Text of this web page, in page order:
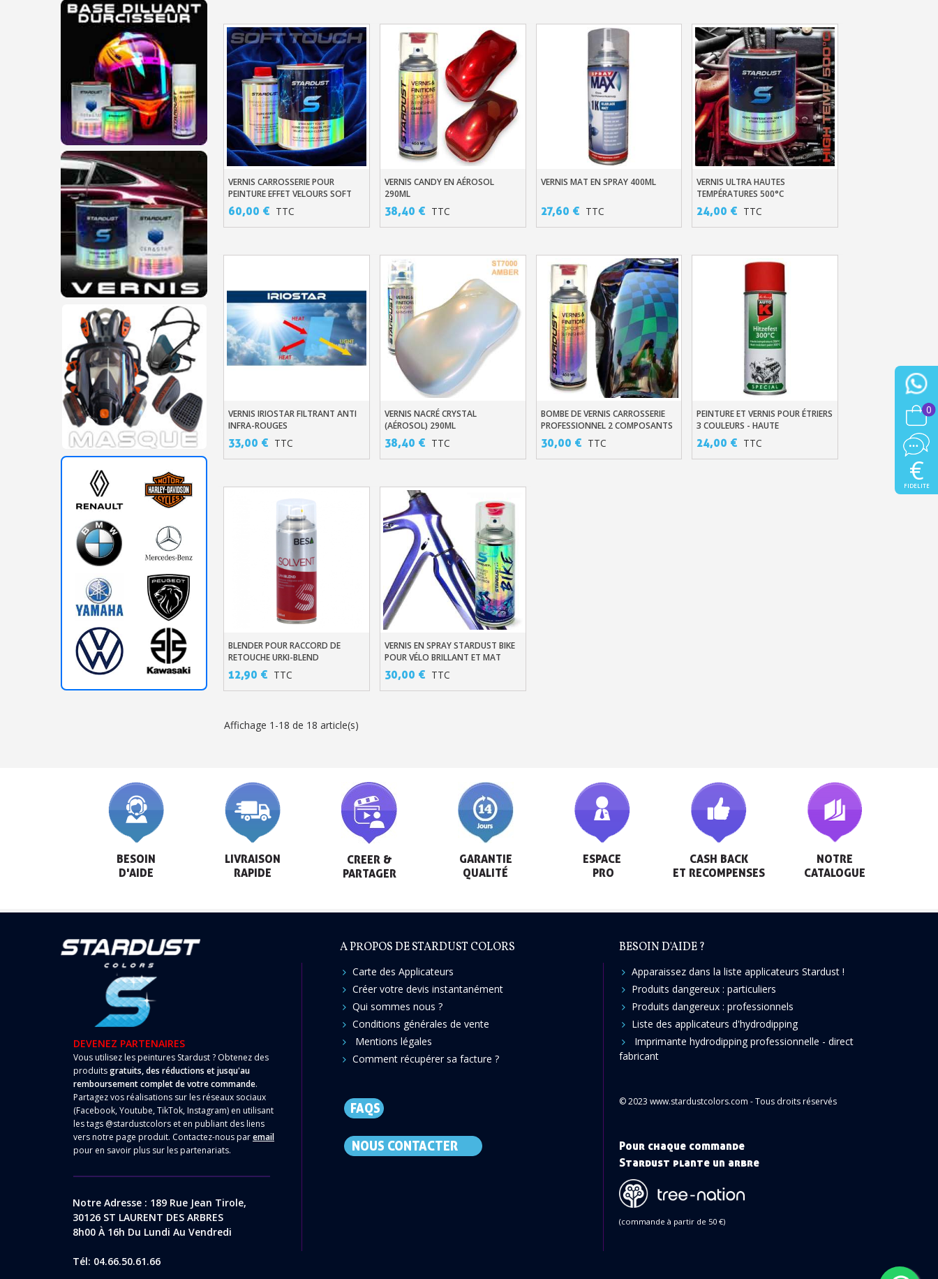
Inscription à la newsletter : 5€ de réduction
Livraison sous 24 h en France Métropolitaine
Livraison offerte en France métropolitaine pour 250€ d'achats
Paiement en 4x sans frais dès 30€ d'achats
Votre devis en ligne en moins d'1 minute
Partagez vos créations et obtenez des bons d'achat
Gagnez des points de fidélité à chaque commande
Livraison sous 24 h en France Métropolitaine
Réduction de 5€ sur la première commande
10€ de bon d'achat pour chaque parrainage
Livraison offerte en France métropolitaine pour 250€ d'achats
Paiement en 4x sans frais dès 30€ d'achats
Votre devis en ligne en moins d'1 minute
Partagez vos créations et obtenez des bons d'achat
Gagnez des points de fidélité à chaque commande
Ajouter Au Panier
VERNIS CARROSSERIE POUR
PEINTURE EFFET VELOURS SOFT
TOUCH
60,00 € TTC
Ajouter Au Panier
VERNIS CANDY EN AÉROSOL
290ML
38,40 € TTC
Ajouter Au Panier
VERNIS MAT EN SPRAY 400ML
27,60 € TTC
Ajouter Au Panier
VERNIS ULTRA HAUTES
TEMPÉRATURES 500°C
24,00 € TTC
Ajouter Au Panier
VERNIS IRIOSTAR FILTRANT ANTI
INFRA-ROUGES
33,00 € TTC
Ajouter Au Panier
VERNIS NACRÉ CRYSTAL
(AÉROSOL) 290ML
38,40 € TTC
Ajouter Au Panier
BOMBE DE VERNIS CARROSSERIE
PROFESSIONNEL 2 COMPOSANTS
30,00 € TTC
Ajouter Au Panier
PEINTURE ET VERNIS POUR ÉTRIERS
3 COULEURS - HAUTE
TEMPÉRATURE 300°C
24,00 € TTC
Ajouter Au Panier
BLENDER POUR RACCORD DE
RETOUCHE URKI-BLEND
12,90 € TTC
Ajouter Au Panier
VERNIS EN SPRAY STARDUST BIKE
POUR VÉLO BRILLANT ET MAT
HAUTE RESISTANCE
30,00 € TTC
Affichage 1-18 de 18 article(s)
BESOIN
D'AIDE
LIVRAISON
RAPIDE
CREER &
PARTAGER
GARANTIE
QUALITÉ
ESPACE
PRO
CASH BACK
ET RECOMPENSES
NOTRE
CATALOGUE
DEVENEZ PARTENAIRES
Vous utilisez les peintures Stardust ? Obtenez des
produitsgratuits, des réductions et jusqu'au
remboursement complet de votre commande.
Partagez vos réalisations sur les réseaux sociaux
(Facebook, Youtube, TikTok, Instagram) en utilisant
les tags @stardustcolors et en publiant des liens
vers notre page produit. Contactez-nous paremail
pour en savoir plus sur les partenariats.
Notre Adresse : 189 Rue Jean Tirole,
30126 ST LAURENT DES ARBRES
8h00 À 16h Du Lundi Au Vendredi
Tél: 04.66.50.61.66
A PROPOS DE STARDUST COLORS
Carte des Applicateurs
Créer votre devis instantanément
Qui sommes nous ?
Conditions générales de vente
Mentions légales
Comment récupérer sa facture ?
FAQS
NOUS CONTACTER
BESOIN D'AIDE ?
Apparaissez dans la liste applicateurs Stardust !
Produits dangereux : particuliers
Produits dangereux : professionnels
Liste des applicateurs d'hydrodipping
Imprimante hydrodipping professionnelle - direct
fabricant
© 2023 www.stardustcolors.com - Tous droits réservés
Pour chaque commande
Stardust plante un arbre
(commande à partir de 50 €)
0
€
FIDELITE